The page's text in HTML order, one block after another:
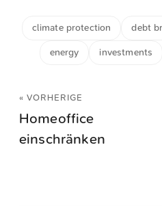
climate protection debt
energy investments
« VORHERIGE
Homeoffice
einschränken